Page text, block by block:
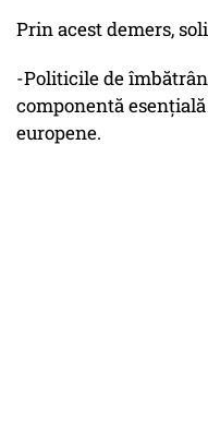
Prin acest demers,
-Politicile de
componentă
europene.